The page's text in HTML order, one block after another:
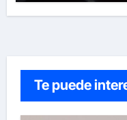
Te puede